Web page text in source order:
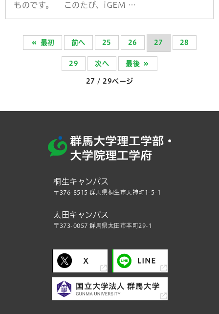
ものです。 このたび、iGEM …
最初 前へ 25 26 27 28
29 次へ 最後
27 / 29ページ
桐生キャンパス
〒376-8515 群馬県桐生市天神町1-5-1
太田キャンパス
〒373-0057 群馬県太田市本町29-1